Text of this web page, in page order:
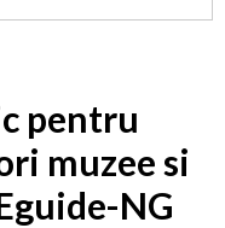
pentru
muzee si
NG